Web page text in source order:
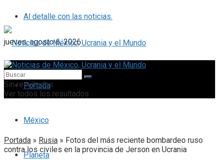
Al detalle con las noticias.
jueves, agosto 6, 2026
Portada
México
Planeta
Sin resultados
Ver todos los resultados
Portada » Rusia » Fotos del más reciente bombardeo ruso
contra los civiles en la provincia de Jerson en Ucrania